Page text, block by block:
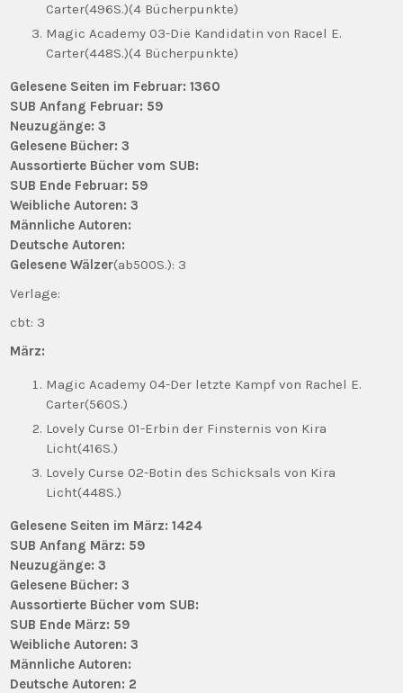
Carter(496S.)(4 Bücherpunkte)
Magic Academy 03-Die Kandidatin von Racel E.
Carter(448S.)(4 Bücherpunkte)
Gelesene Seiten im Februar: 1360
SUB Anfang Februar: 59
Neuzugänge: 3
Gelesene Bücher: 3
Aussortierte Bücher vom SUB:
SUB Ende Februar: 59
Weibliche Autoren: 3
Männliche Autoren:
Deutsche Autoren:
Gelesene Wälzer(ab500S.): 3
Verlage:
cbt: 3
März:
Magic Academy 04-Der letzte Kampf von Rachel E.
Carter(560S.)
Lovely Curse 01-Erbin der Finsternis von Kira
Licht(416S.)
Lovely Curse 02-Botin des Schicksals von Kira
Licht(448S.)
Gelesene Seiten im März: 1424
SUB Anfang März: 59
Neuzugänge: 3
Gelesene Bücher: 3
Aussortierte Bücher vom SUB:
SUB Ende März: 59
Weibliche Autoren: 3
Männliche Autoren:
Deutsche Autoren: 2